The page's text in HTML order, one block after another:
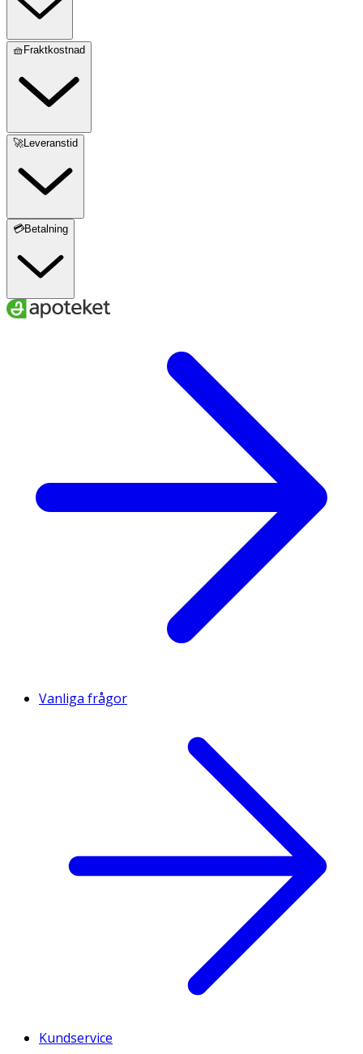
🧺Fraktkostnad
🚀Leveranstid
💳Betalning
Vanliga frågor
Kundservice